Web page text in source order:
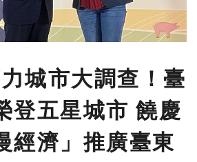
城市大調查！臺
登五星城市 饒慶
經濟」推廣臺東